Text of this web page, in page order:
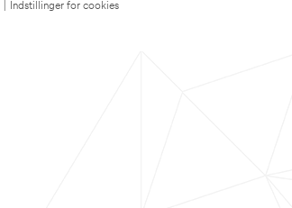
Indstillinger for cookies